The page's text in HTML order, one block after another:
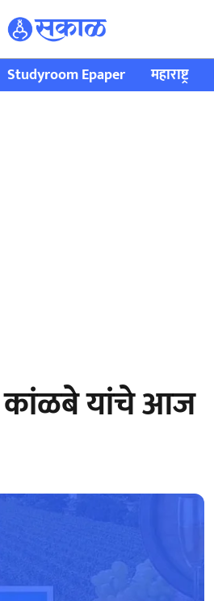
Studyroom Epaper महाराष्ट्र
कांळबे यांचे आज